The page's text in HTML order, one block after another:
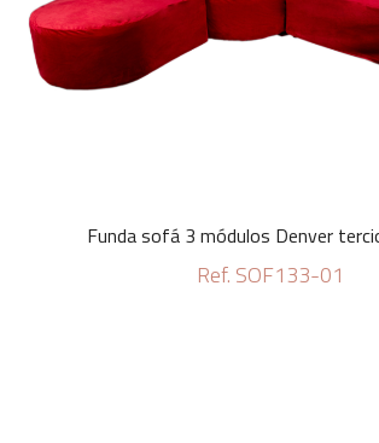
Funda sofá 3 módulos Denver
Ref. SOF133-01